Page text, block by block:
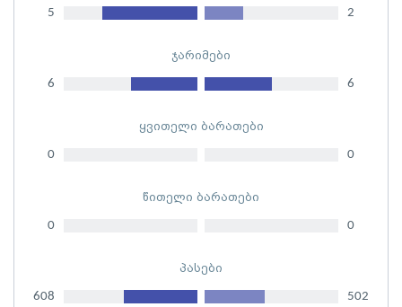
5 2
ჯარიმები
6 6
ყვითელი ბარათები
0 0
წითელი ბარათები
0 0
პასები
608
502